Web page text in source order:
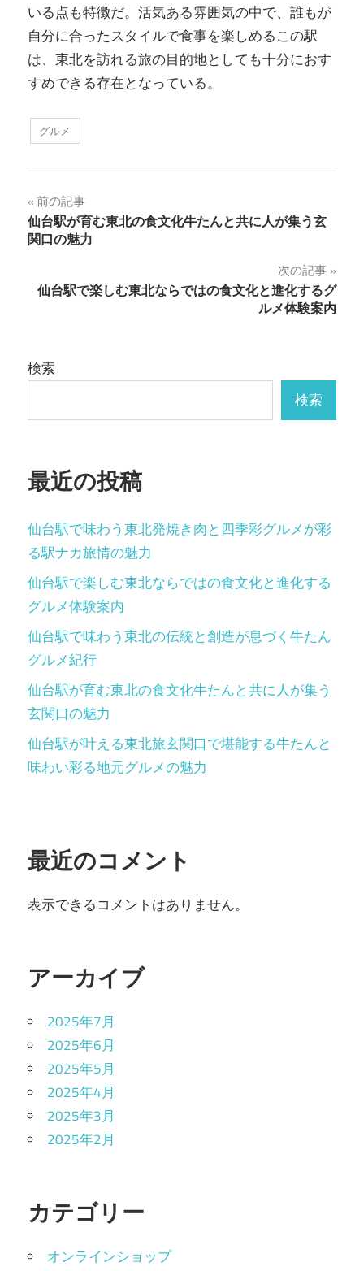
いる点も特徴だ。活気ある雰囲気の中で、誰もが
自分に合ったスタイルで食事を楽しめるこの駅
は、東北を訪れる旅の目的地としても十分におす
すめできる存在となっている。
グルメ
投
稿
ビ
ー
ョ
前の記事
仙台駅が育む東北の食文化牛たんと共に人が集う玄
関口の魅力
次の記事
仙台駅で楽しむ東北ならではの食文化と進化するグ
ルメ体験案内
検索
検索
最近の投稿
仙台駅で味わう東北発焼き肉と四季彩グルメが彩
る駅ナカ旅情の魅力
仙台駅で楽しむ東北ならではの食文化と進化する
グルメ体験案内
仙台駅で味わう東北の伝統と創造が息づく牛たん
グルメ紀行
仙台駅が育む東北の食文化牛たんと共に人が集う
玄関口の魅力
仙台駅が叶える東北旅玄関口で堪能する牛たんと
味わい彩る地元グルメの魅力
最近のコメント
表示できるコメントはありません。
アーカイブ
2025年7月
2025年6月
2025年5月
2025年4月
2025年3月
2025年2月
カテゴリー
オンラインショップ